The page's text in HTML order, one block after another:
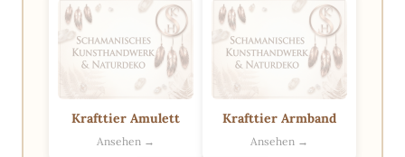
Krafttier Amulett
Ansehen →
Krafttier Armband
Ansehen →